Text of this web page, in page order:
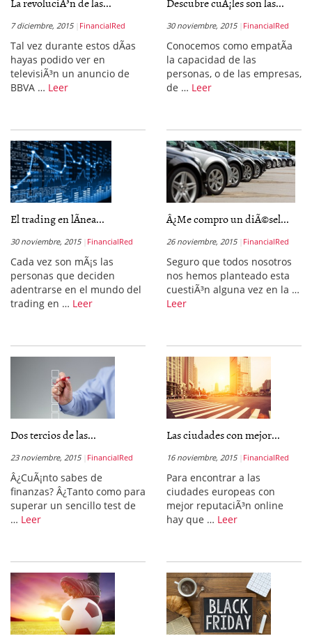
7 diciembre, 2015 FinancialRed
Tal vez durante estos dÃ­as
hayas podido ver en
televisiÃ³n un anuncio de
BBVA … Leer
30 noviembre, 2015 FinancialRed
Conocemos como empatÃ­a
la capacidad de las
personas, o de las empresas,
de … Leer
El trading en lÃ­nea...
30 noviembre, 2015 FinancialRed
Cada vez son mÃ¡s las
personas que deciden
adentrarse en el mundo del
trading en … Leer
Â¿Me compro un diÃ©sel...
26 noviembre, 2015 FinancialRed
Seguro que todos nosotros
nos hemos planteado esta
cuestiÃ³n alguna vez en la …
Leer
Dos tercios de las...
23 noviembre, 2015 FinancialRed
Â¿CuÃ¡nto sabes de
finanzas? Â¿Tanto como para
superar un sencillo test de
… Leer
Las ciudades con mejor...
16 noviembre, 2015 FinancialRed
Para encontrar a las
ciudades europeas con
mejor reputaciÃ³n online
hay que … Leer